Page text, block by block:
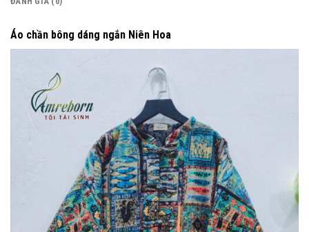
Áo chần bông dáng ngắn Niên Hoa